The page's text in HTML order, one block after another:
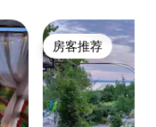
房客推荐
房客推荐